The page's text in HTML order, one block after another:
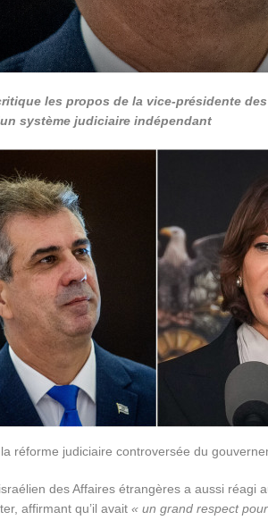
les propos de la vice-présidente
système judiciaire indépendant
réforme judiciaire controversée du
des Affaires étrangères a aussi réagi
affirmant qu’il avait « un grand respect